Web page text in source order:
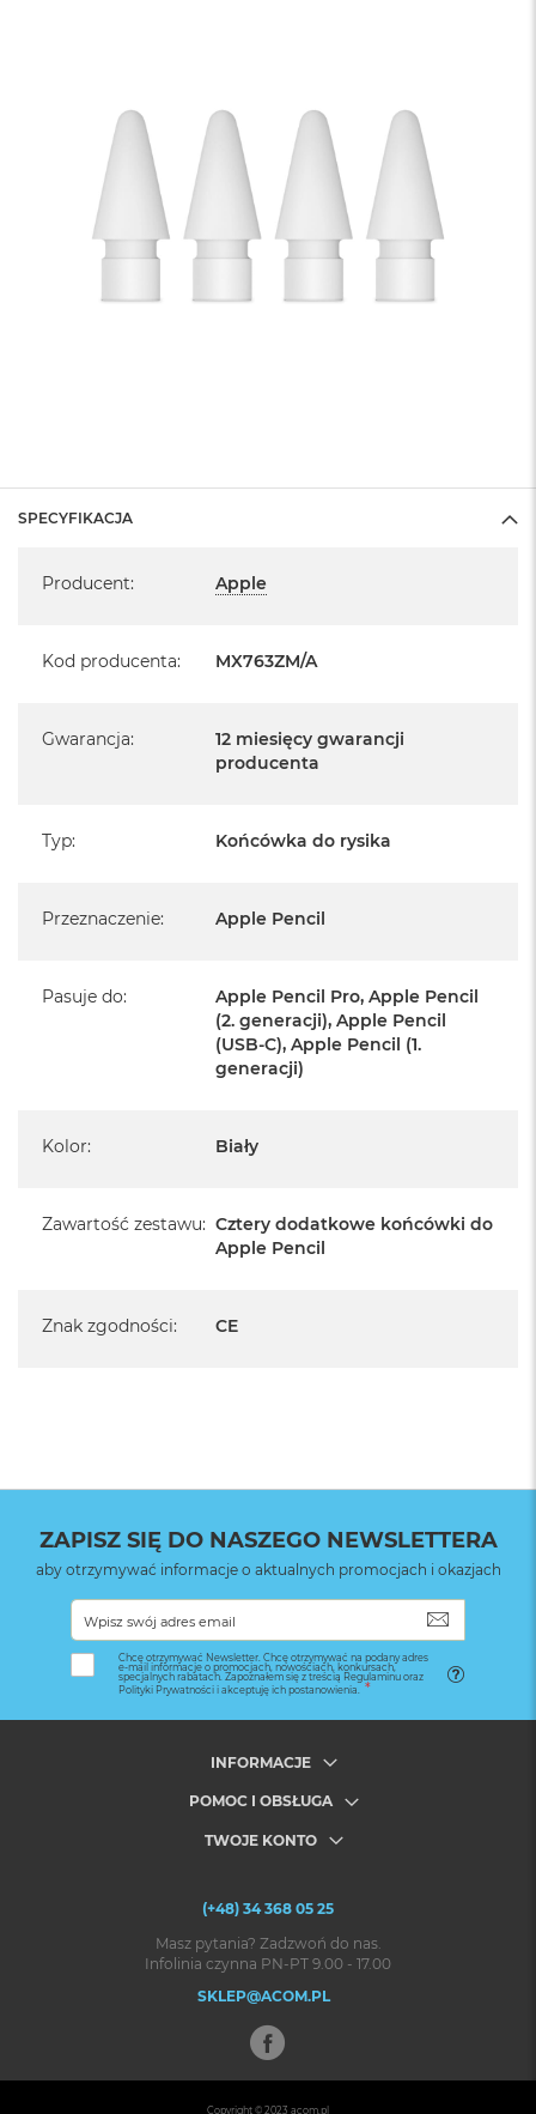
SPECYFIKACJA
Producent: Apple
Kod producenta: MX763ZM/A
Gwarancja:
12 miesięcy gwarancji
producenta
Typ: Końcówka do rysika
Przeznaczenie: Apple Pencil
Pasuje do:
Apple Pencil Pro, Apple Pencil
(2. generacji), Apple Pencil
(USB‑C), Apple Pencil (1.
generacji)
Kolor: Biały
Zawartość zestawu: Cztery dodatkowe końcówki do
Apple Pencil
Znak zgodności: CE
ZAPISZ SIĘ DO NASZEGO NEWSLETTERA
aby otrzymywać informacje o aktualnych promocjach i okazjach
Chcę otrzymywać Newsletter. Chcę otrzymywać na podany adres
e-mail informacje o promocjach, nowościach, konkursach,
specjalnych rabatach. Zapoznałem się z treścią Regulaminu oraz
Polityki Prywatności i akceptuję ich postanowienia.
INFORMACJE
POMOC I OBSŁUGA
TWOJE KONTO
(+48) 34 368 05 25
Masz pytania? Zadzwoń do nas.
Infolinia czynna PN-PT 9.00 - 17.00
SKLEP@ACOM.PL
Copyright © 2023 acom.pl